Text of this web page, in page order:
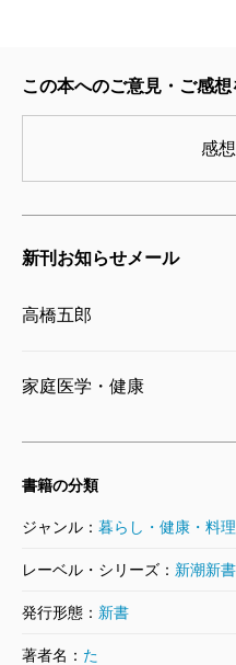
この本へのご意見・ご感想
感
新刊お知らせメール
高橋五郎
家庭医学・健康
書籍の分類
ジャンル： 暮らし・健康・料理
レーベル・シリーズ： 新潮新書
発行形態： 新書
著者名： た